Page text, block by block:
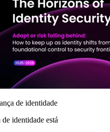
de identidade
identidade está